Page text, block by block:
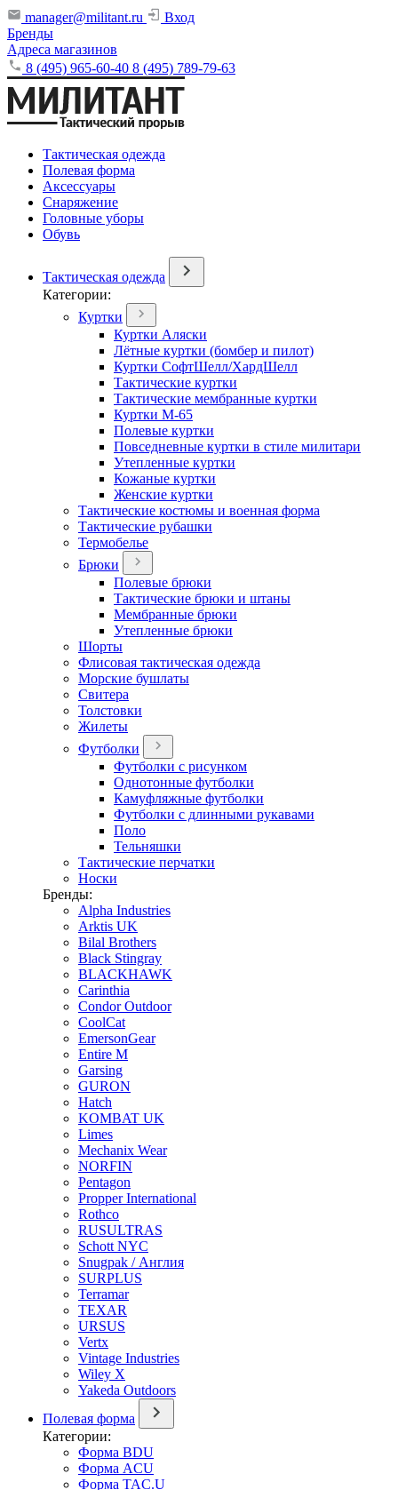
manager@militant.ru
Вход
Бренды
Адреса магазинов
8 (495) 965-60-40 8 (495) 789-79-63
Тактическая одежда
Полевая форма
Аксессуары
Снаряжение
Головные уборы
Обувь
Тактическая одежда
Категории:
Куртки
Куртки Аляски
Лётные куртки (бомбер и пилот)
Куртки СофтШелл/ХардШелл
Тактические куртки
Тактические мембранные куртки
Куртки М-65
Полевые куртки
Повседневные куртки в стиле милитари
Утепленные куртки
Кожаные куртки
Женские куртки
Тактические костюмы и военная форма
Тактические рубашки
Термобелье
Брюки
Полевые брюки
Тактические брюки и штаны
Мембранные брюки
Утепленные брюки
Шорты
Флисовая тактическая одежда
Морские бушлаты
Свитера
Толстовки
Жилеты
Футболки
Футболки с рисунком
Однотонные футболки
Камуфляжные футболки
Футболки с длинными рукавами
Поло
Тельняшки
Тактические перчатки
Носки
Бренды:
Alpha Industries
Arktis UK
Bilal Brothers
Black Stingray
BLACKHAWK
Carinthia
Condor Outdoor
CoolCat
EmersonGear
Entire M
Garsing
GURON
Hatch
KOMBAT UK
Limes
Mechanix Wear
NORFIN
Pentagon
Propper International
Rothco
RUSULTRAS
Schott NYC
Snugpak / Англия
SURPLUS
Terramar
TEXAR
URSUS
Vertx
Vintage Industries
Wiley X
Yakeda Outdoors
Полевая форма
Категории:
Форма BDU
Форма ACU
Форма TAC.U